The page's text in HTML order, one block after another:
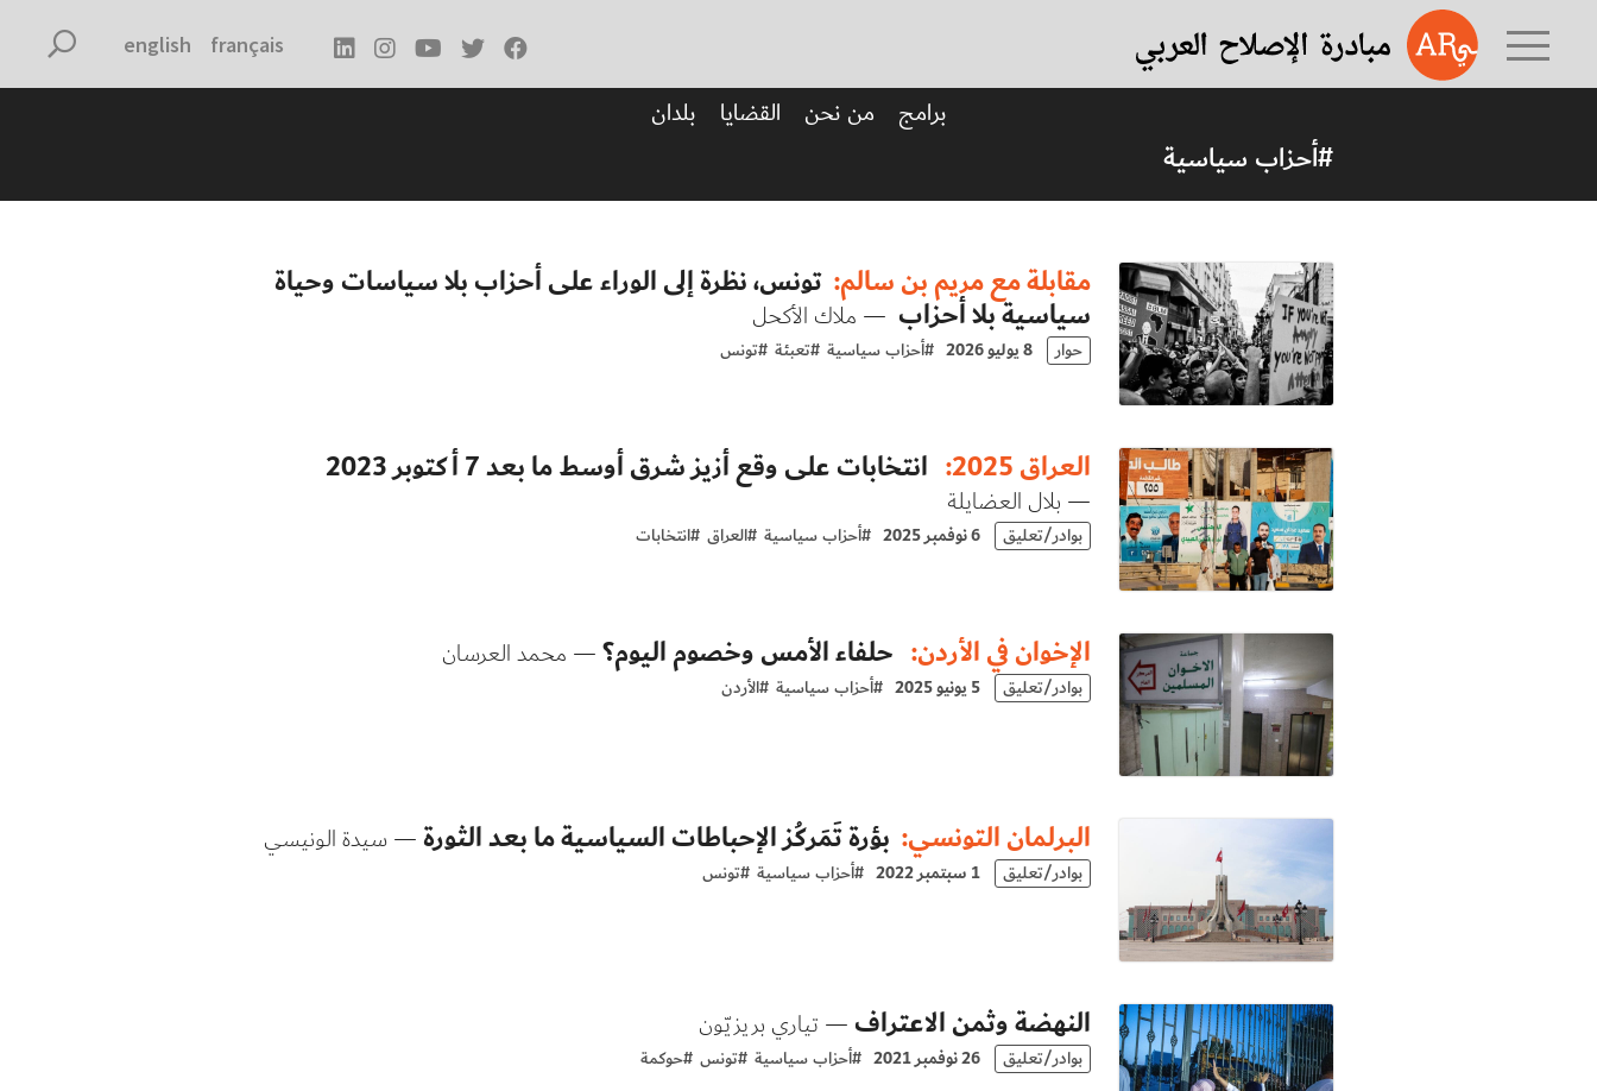
english français
برامج من نحن القضايا بلدان
#أحزاب سياسية
مقابلة مع مريم بن سالم: تونس، نظرة إلى الوراء على أحزاب بلا سياسات وحياة
سياسية بلا أحزاب — ملاك الأكحل
حوار 8 يوليو 2026 #أحزاب سياسية #تعبئة #تونس
العراق 2025: انتخابات على وقع أزيز شرق أوسط ما بعد 7 أكتوبر 2023
— بلال العضايلة
بوادر/تعليق 6 نوفمبر 2025 #أحزاب سياسية #العراق #انتخابات
الإخوان في الأردن: حلفاء الأمس وخصوم اليوم؟— محمد العرسان
بوادر/تعليق 5 يونيو 2025 #أحزاب سياسية #الأردن
البرلمان التونسي: بؤرة تَمَركُز الإحباطات السياسية ما بعد الثورة— سيدة الونيسي
بوادر/تعليق 1 سبتمبر 2022 #أحزاب سياسية #تونس
النهضة وثمن الاعتراف — تياري بريزيّون
بوادر/تعليق 26 نوفمبر 2021 #أحزاب سياسية #تونس #حوكمة